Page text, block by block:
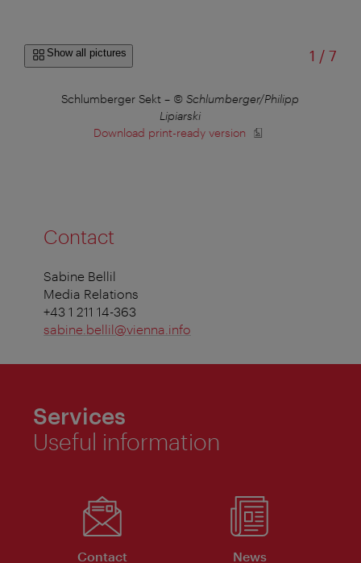
Show all pictures 1 /of
7
Schlumberger Sekt – © Schlumberger/Philipp
Lipiarski
Download print-ready version
Contact
Sabine Bellil
Media Relations
+43 1 211 14-363
sabine.bellil@vienna.info
Services
Useful information
Contact News